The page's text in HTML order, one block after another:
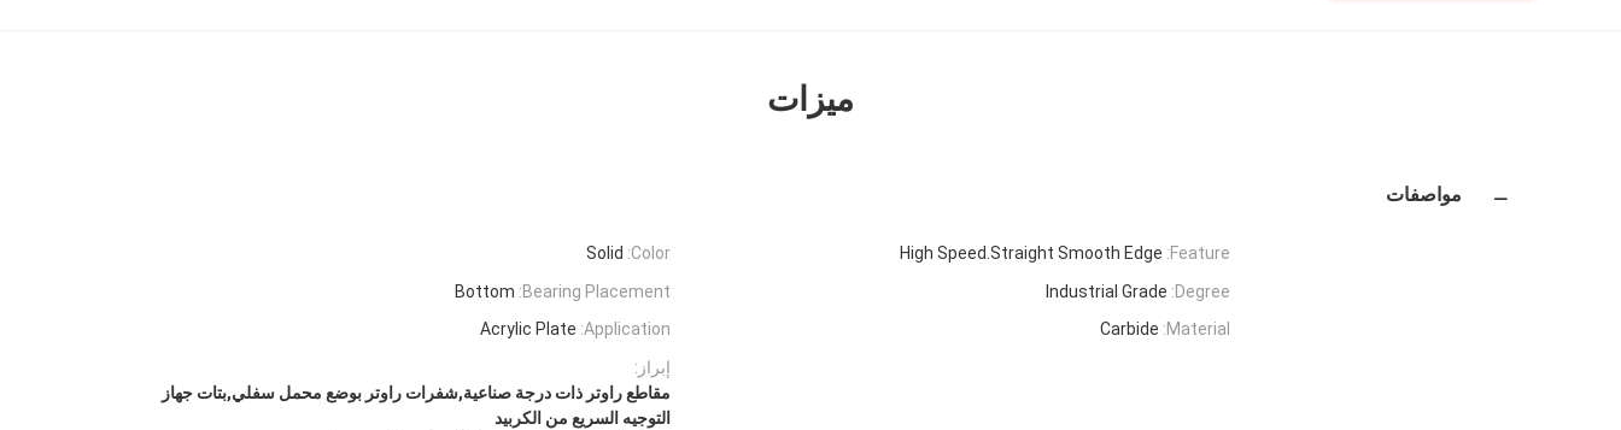
ميزات
مواصفات
Color:
Solid Feature:
High Speed.Straight Smooth Edge
Bearing Placement:
Bottom Degree:
Industrial Grade
Application:
Acrylic Plate Material:
Carbide
إبراز:
مقاطع راوتر ذات درجة صناعية,شفرات راوتر بوضع محمل سفلي,بتات جهاز
التوجيه السريع من الكربيد